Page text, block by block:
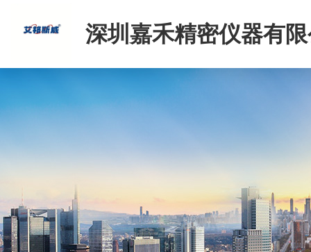
深圳嘉禾精密仪器有